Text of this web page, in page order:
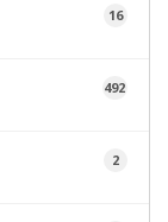
16
492
2